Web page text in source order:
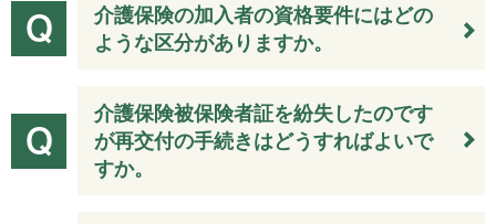
介護保険の加入者の資格要件にはどの
ような区分がありますか。
介護保険被保険者証を紛失したのです
が再交付の手続きはどうすればよいで
すか。